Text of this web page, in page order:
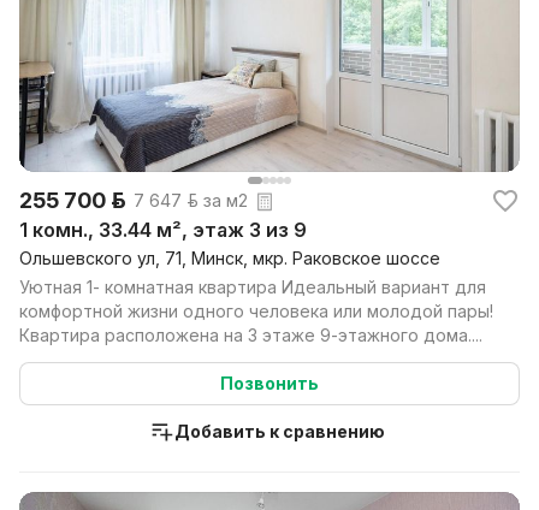
255 700 р. 7 647 р. за м2
1 комн., 33.44 м², этаж 3 из 9
Ольшевского ул, 71, Минск, мкр. Раковское шоссе
Уютная 1- комнатная квартира Идеальный вариант для
комфортной жизни одного человека или молодой пары!
Квартира расположена на 3 этаже 9-этажного дома....
Позвонить
Добавить к сравнению